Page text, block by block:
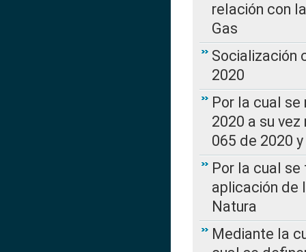
relación con
Gas
Socialización
2020
Por la cual se
2020 a su
065 de 2020
Por la cual
aplicación de
Natura
Mediante la